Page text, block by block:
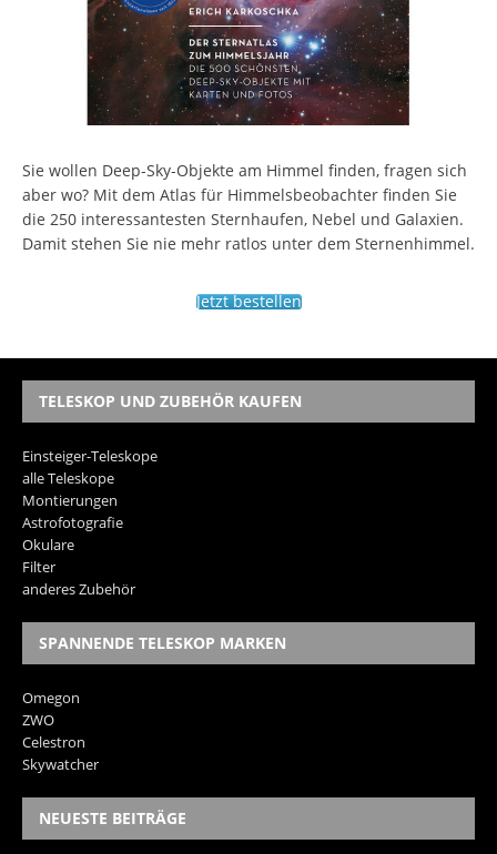
Sie wollen Deep-Sky-Objekte am Himmel finden, fragen sich
aber wo? Mit dem Atlas für Himmelsbeobachter finden Sie
die 250 interessantesten Sternhaufen, Nebel und Galaxien.
Damit stehen Sie nie mehr ratlos unter dem Sternenhimmel.
Jetzt bestellen
TELESKOP UND ZUBEHÖR KAUFEN
Einsteiger-Teleskope
alle Teleskope
Montierungen
Astrofotografie
Okulare
Filter
anderes Zubehör
SPANNENDE TELESKOP MARKEN
Omegon
ZWO
Celestron
Skywatcher
NEUESTE BEITRÄGE